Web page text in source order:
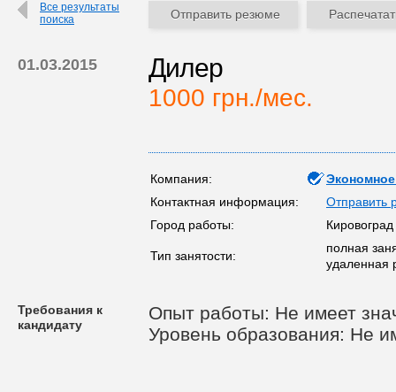
Все результаты
поиска
Отправить резюме
01.03.2015 Дилер
1000 грн./мес.
Компания:
Контактная информация:
Отправить
Город работы:
Кировоград
Тип занятости:
полная
удаленная
Требования к
кандидату
Опыт работы: Не имеет
Уровень образования: Не